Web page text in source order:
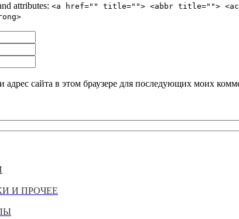
attributes: <a href="" title=""> <abbr title="">
адрес сайта в этом браузере для последующих моих
И ПРОЧЕЕ